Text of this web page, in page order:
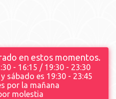
en estos momentos.
- 16:15 / 19:30 - 23:30
sábado es 19:30 - 23:45
por la mañana
molestia